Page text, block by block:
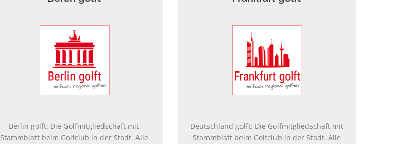
Berlin golft: Die Golfmitgliedschaft mit
Stammblatt beim Golfclub in der Stadt. Alle
Deutschland golft: Die Golfmitgliedschaft mit
Stammblatt beim Golfclub in der Stadt. Alle